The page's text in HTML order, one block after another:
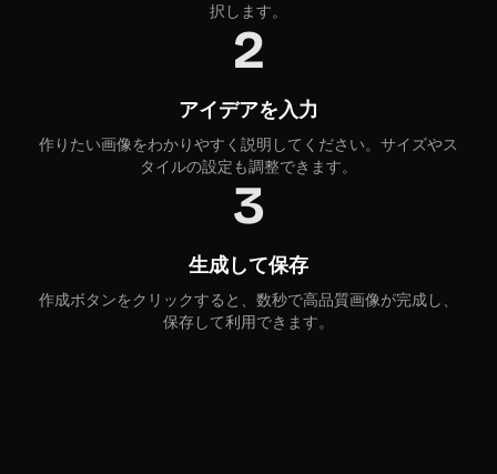
択します。
2
アイデアを入力
作りたい画像をわかりやすく説明してください。サイズやス
タイルの設定も調整できます。
3
生成して保存
作成ボタンをクリックすると、数秒で高品質画像が完成し、
保存して利用できます。